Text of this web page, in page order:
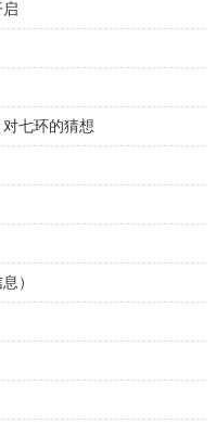
七环的猜想
）